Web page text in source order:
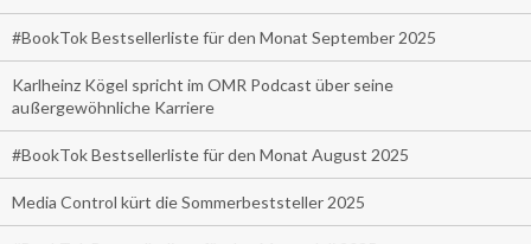
#BookTok Bestsellerliste für den Monat September 2025
Karlheinz Kögel spricht im OMR Podcast über seine
außergewöhnliche Karriere
#BookTok Bestsellerliste für den Monat August 2025
Media Control kürt die Sommerbeststeller 2025